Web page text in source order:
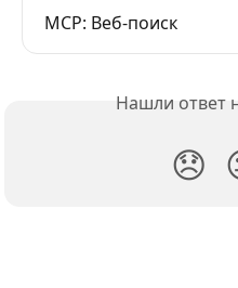
MCP: Веб-поиск
Нашли ответ
😞